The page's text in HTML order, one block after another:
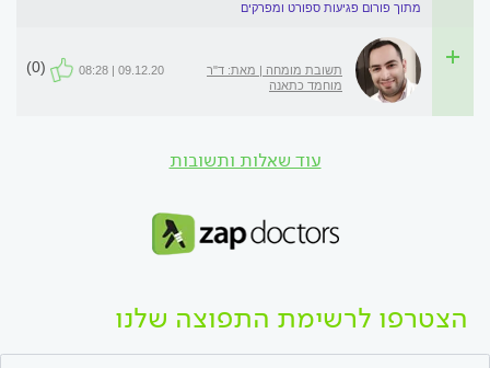
מתוך פורום פגיעות ספורט ומפרקים
תשובת מומחה | מאת: ד"ר
מוחמד כתאנה
09.12.20 | 08:28
(0)
עוד שאלות ותשובות
הצטרפו לרשימת התפוצה שלנו